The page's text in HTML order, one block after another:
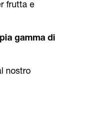
frutta e
gamma di
nostro